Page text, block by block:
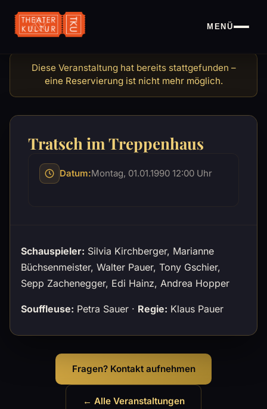
MENÜ
Tratsch im Treppenhaus
Tratsch im Treppenhaus
Datum:Montag, 01.01.1990 12:00 Uhr
Schauspieler: Silvia Kirchberger, Marianne
Büchsenmeister, Walter Pauer, Tony Gschier,
Sepp Zachenegger, Edi Hainz, Andrea Hopper
Souffleuse: Petra Sauer · Regie: Klaus Pauer
Fragen? Kontakt aufnehmen
← Alle Veranstaltungen